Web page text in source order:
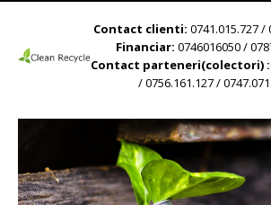
Contact clienti: 0741.015.727 /
Financiar: 0746016050 /
Contact parteneri(colectori) :
/ 0756.161.127 /